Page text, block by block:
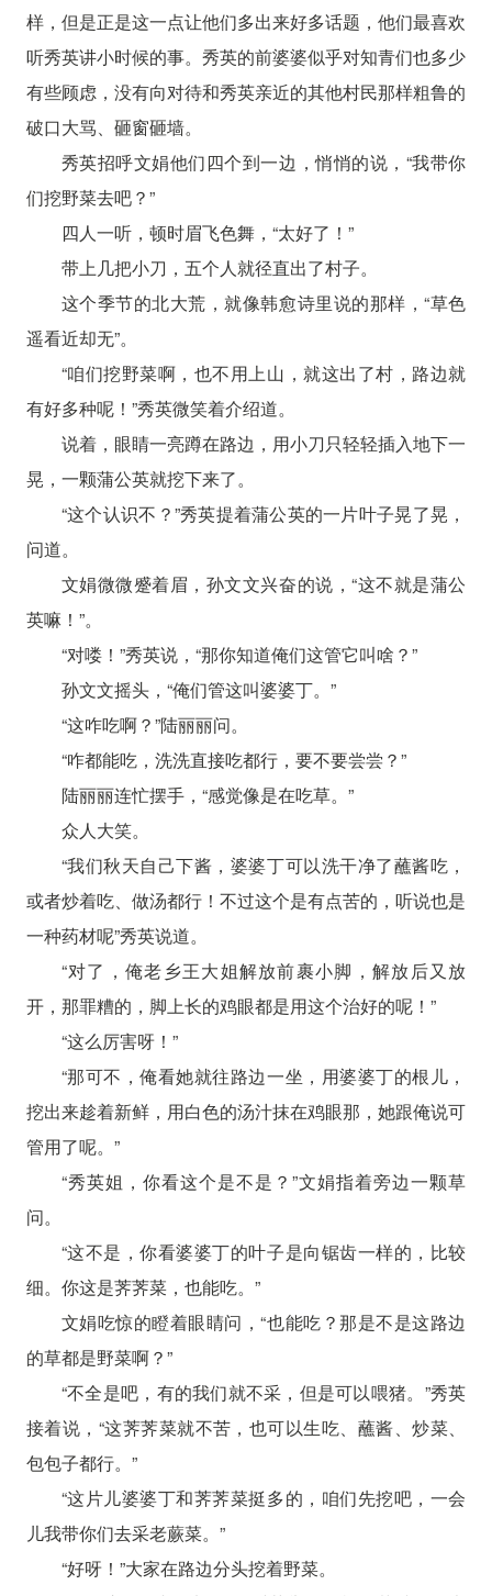
样，但是正是这一点让他们多出来好多话题，他们最喜欢
听秀英讲小时候的事。秀英的前婆婆似乎对知青们也多少
有些顾虑，没有向对待和秀英亲近的其他村民那样粗鲁的
破口大骂、砸窗砸墙。
秀英招呼文娟他们四个到一边，悄悄的说，“我带你
们挖野菜去吧？”
四人一听，顿时眉飞色舞，“太好了！”
带上几把小刀，五个人就径直出了村子。
这个季节的北大荒，就像韩愈诗里说的那样，“草色
遥看近却无”。
“咱们挖野菜啊，也不用上山，就这出了村，路边就
有好多种呢！”秀英微笑着介绍道。
说着，眼睛一亮蹲在路边，用小刀只轻轻插入地下一
晃，一颗蒲公英就挖下来了。
“这个认识不？”秀英提着蒲公英的一片叶子晃了晃，
问道。
文娟微微蹙着眉，孙文文兴奋的说，“这不就是蒲公
英嘛！”。
“对喽！”秀英说，“那你知道俺们这管它叫啥？”
孙文文摇头，“俺们管这叫婆婆丁。”
“这咋吃啊？”陆丽丽问。
“咋都能吃，洗洗直接吃都行，要不要尝尝？”
陆丽丽连忙摆手，“感觉像是在吃草。”
众人大笑。
“我们秋天自己下酱，婆婆丁可以洗干净了蘸酱吃，
或者炒着吃、做汤都行！不过这个是有点苦的，听说也是
一种药材呢”秀英说道。
“对了，俺老乡王大姐解放前裹小脚，解放后又放
开，那罪糟的，脚上长的鸡眼都是用这个治好的呢！”
“这么厉害呀！”
“那可不，俺看她就往路边一坐，用婆婆丁的根儿，
挖出来趁着新鲜，用白色的汤汁抹在鸡眼那，她跟俺说可
管用了呢。”
“秀英姐，你看这个是不是？”文娟指着旁边一颗草
问。
“这不是，你看婆婆丁的叶子是向锯齿一样的，比较
细。你这是荠荠菜，也能吃。”
文娟吃惊的瞪着眼睛问，“也能吃？那是不是这路边
的草都是野菜啊？”
“不全是吧，有的我们就不采，但是可以喂猪。”秀英
接着说，“这荠荠菜就不苦，也可以生吃、蘸酱、炒菜、
包包子都行。”
“这片儿婆婆丁和荠荠菜挺多的，咱们先挖吧，一会
儿我带你们去采老蕨菜。”
“好呀！”大家在路边分头挖着野菜。